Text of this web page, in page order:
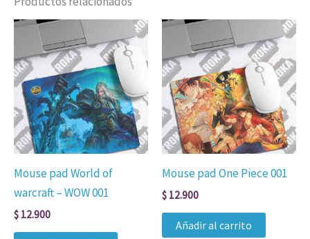
Mouse pad World of
warcraft – WOW 001
$ 12.900
Mouse pad One Piece 001
$ 12.900
Añadir al carrito